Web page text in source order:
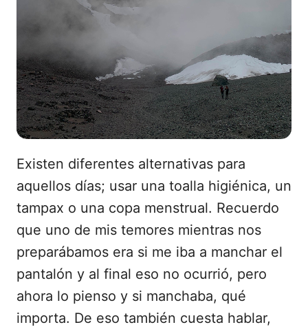
Existen diferentes alternativas para
aquellos días; usar una toalla higiénica, un
tampax o una copa menstrual. Recuerdo
que uno de mis temores mientras nos
preparábamos era si me iba a manchar el
pantalón y al final eso no ocurrió, pero
ahora lo pienso y si manchaba, qué
importa. De eso también cuesta hablar,